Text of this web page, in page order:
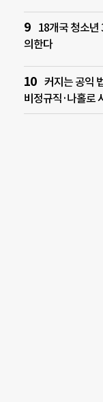
18개국 청소년
의한다
커지는 공익
비정규직·나홀로